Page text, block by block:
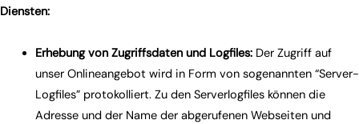
Diensten:
Erhebung von Zugriffsdaten und Logfiles: Der Zugriff auf
unser Onlineangebot wird in Form von sogenannten “Server-
Logfiles” protokolliert. Zu den Serverlogfiles können die
Adresse und der Name der abgerufenen Webseiten und